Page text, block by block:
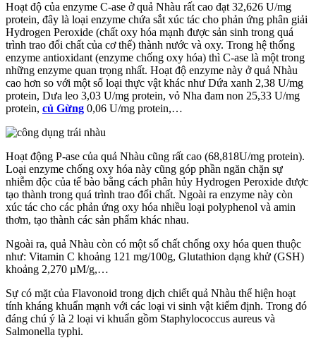
Hoạt độ của enzyme C-ase ở quả Nhàu rất cao đạt 32,626 U/mg
protein, đây là loại enzyme chứa sắt xúc tác cho phản ứng phân giải
Hydrogen Peroxide (chất oxy hóa mạnh được sản sinh trong quá
trình trao đổi chất của cơ thể) thành nước và oxy. Trong hệ thống
enzyme antioxidant (enzyme chống oxy hóa) thì C-ase là một trong
những enzyme quan trọng nhất. Hoạt độ enzyme này ở quả Nhàu
cao hơn so với một số loại thực vật khác như Dứa xanh 2,38 U/mg
protein, Dưa leo 3,03 U/mg protein, vỏ Nha đam non 25,33 U/mg
protein, củ Gừng 0,06 U/mg protein,…
Hoạt động P-ase của quả Nhàu cũng rất cao (68,818U/mg protein).
Loại enzyme chống oxy hóa này cũng góp phần ngăn chặn sự
nhiễm độc của tế bào bằng cách phân hủy Hydrogen Peroxide được
tạo thành trong quá trình trao đổi chất. Ngoài ra enzyme này còn
xúc tác cho các phản ứng oxy hóa nhiều loại polyphenol và amin
thơm, tạo thành các sản phẩm khác nhau.
Ngoài ra, quả Nhàu còn có một số chất chống oxy hóa quen thuộc
như: Vitamin C khoảng 121 mg/100g, Glutathion dạng khử (GSH)
khoảng 2,270 µM/g,…
Sự có mặt của Flavonoid trong dịch chiết quả Nhàu thể hiện hoạt
tính kháng khuẩn mạnh với các loại vi sinh vật kiểm định. Trong đó
đáng chú ý là 2 loại vi khuẩn gồm Staphylococcus aureus và
Salmonella typhi.